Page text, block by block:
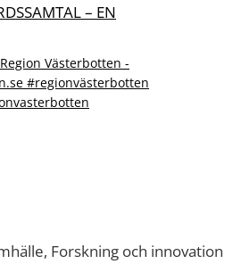
– EN
Västerbotten -
#regionvästerbotten
Forskning och innovation